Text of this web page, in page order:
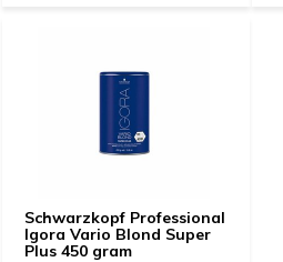
Schwarzkopf Professional
Igora Vario Blond Super
Plus 450 gram